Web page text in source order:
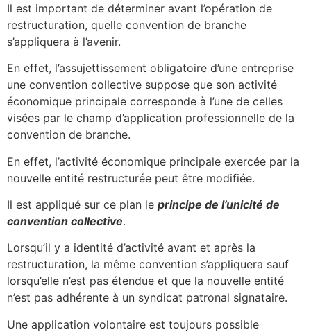
Il est important de déterminer avant l’opération de
restructuration, quelle convention de branche
s’appliquera à l’avenir.
En effet, l’assujettissement obligatoire d’une entreprise
une convention collective suppose que son activité
économique principale corresponde à l’une de celles
visées par le champ d’application professionnelle de la
convention de branche.
En effet, l’activité économique principale exercée par la
nouvelle entité restructurée peut être modifiée.
Il est appliqué sur ce plan le principe de l’unicité de
convention collective.
Lorsqu’il y a identité d’activité avant et après la
restructuration, la même convention s’appliquera sauf
lorsqu’elle n’est pas étendue et que la nouvelle entité
n’est pas adhérente à un syndicat patronal signataire.
Une application volontaire est toujours possible